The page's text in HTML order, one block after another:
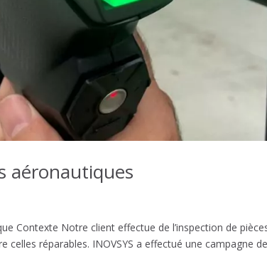
aéronautiques
Contexte Notre client effectue de l’inspection de
réparables. INOVSYS a effectué une campagne